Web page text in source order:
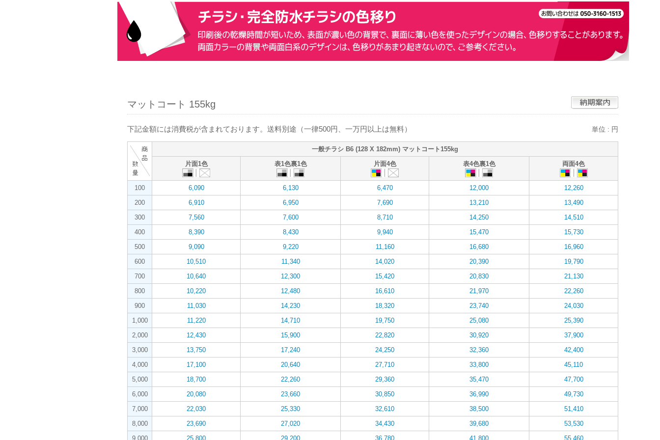
マットコート 155kg
下記金額には消費税が含まれております。送料別途（一律500円、一万円以上は無料） 単位 : 円
一般チラシ B6 (128 X 182mm) マットコート155kg
片面1色
表1色裏1色 片面4色 表4色裏1色 両面4色
100 6,090 6,130 6,470 12,000
12,260
200
6,910 6,950 7,690 13,210
13,490
300
7,560 7,600 8,710 14,250
14,510
400
8,390 8,430 9,940 15,470
15,730
500
9,090 9,220 11,160 16,680
16,960
600
10,510 11,340 14,020 20,390
19,790
700
10,640 12,300 15,420 20,830
21,130
800
10,220 12,480 16,610 21,970
22,260
900
11,030 14,230 18,320 23,740
24,030
1,000
11,220 14,710 19,750 25,080
25,390
2,000
12,430 15,900 22,820 30,920
37,900
3,000
13,750 17,240 24,250 32,360
42,400
4,000
17,100 20,640 27,710 33,800
45,110
5,000
18,700 22,260 29,360 35,470
47,700
6,000
20,080 23,660 30,850 36,990
49,730
7,000
22,030 25,330 32,610 38,500
51,410
8,000
23,690 27,020 34,430 39,680
53,530
9,000
25,800 29,200 36,780 41,800 55,460